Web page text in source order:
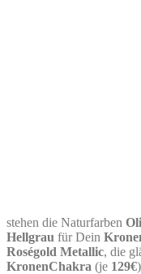
stehen die Naturfarben
Hellgrau für Dein
Roségold Metallic, die
KronenChakra (je 129€